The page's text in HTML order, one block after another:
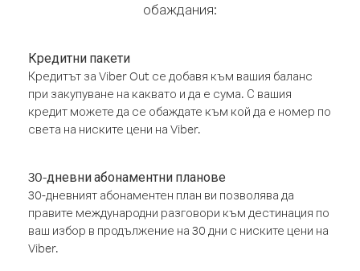
обаждания:
Кредитни пакети
Кредитът за Viber Out се добавя към вашия баланс
при закупуване на каквато и да е сума. С вашия
кредит можете да се обаждате към кой да е номер по
света на ниските цени на Viber.
30-дневни абонаментни планове
30-дневният абонаментен план ви позволява да
правите международни разговори към дестинация по
ваш избор в продължение на 30 дни с ниските цени на
Viber.